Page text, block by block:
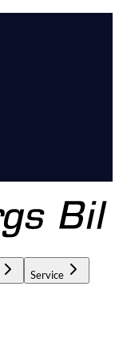
Service